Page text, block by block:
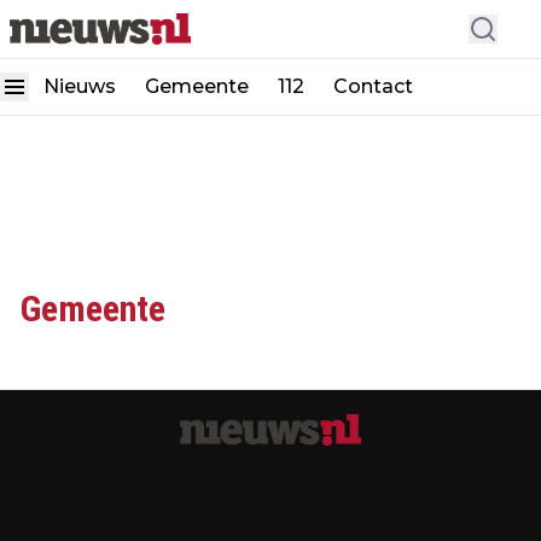
Nieuws Gemeente 112 Contact
Gemeente